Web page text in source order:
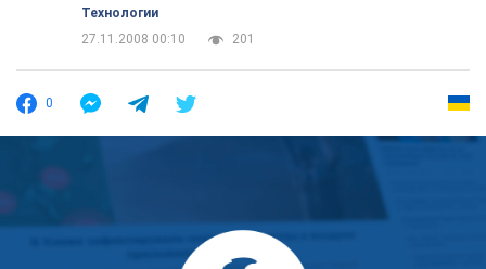
Технологии
27.11.2008 00:10
201
0